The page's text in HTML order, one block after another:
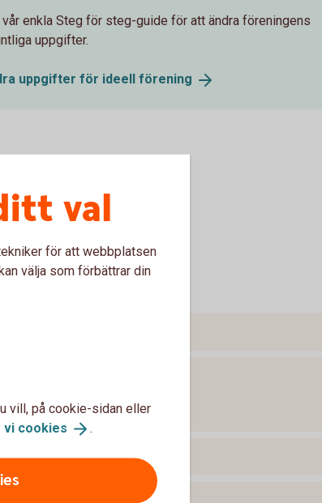
vår enkla Steg för steg-guide för att ändra föreningens
uppgifter.
uppgifter för ideell förening
val
för att webbplatsen
välja som förbättrar din
vill, på cookie-sidan eller
vi cookies .